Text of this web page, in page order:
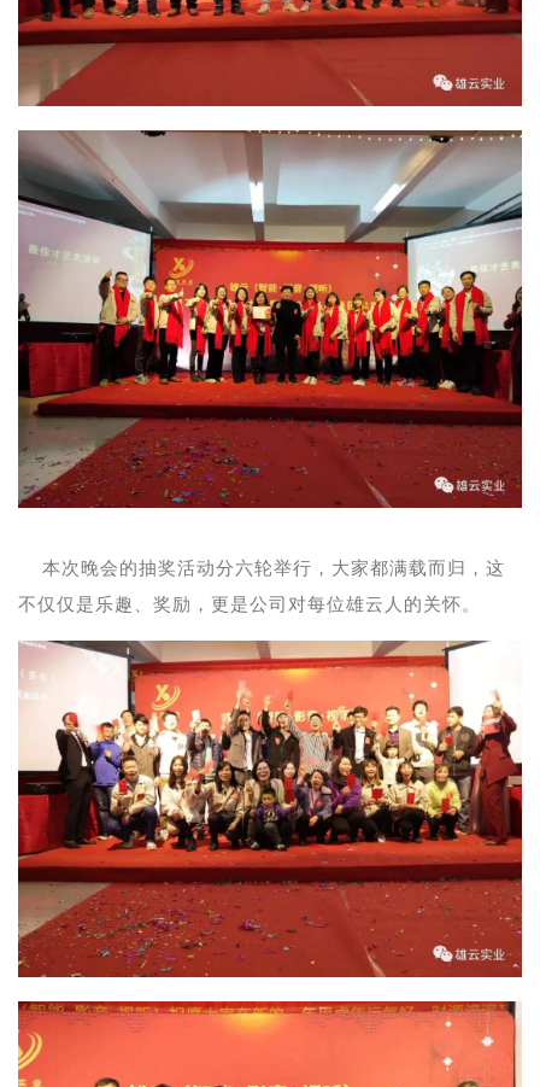
本次晚会的抽奖活动分六轮举行，大家都满载而归，这
不仅仅是乐趣、奖励，更是公司对每位雄云人的关怀。